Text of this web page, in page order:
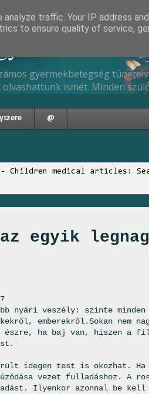
gyermekbetegség
ismét. Minden
@
- Children medical articles:
egyik
nyári veszély: szinte minden
emberekről.Sokan nem
észre, ha baj van, hiszen a
idegen test is okozhat.
vezet fulladáshoz. A
Ilyenkor azonnal be kell
traffic. Your IP address
to ensure quality of service,